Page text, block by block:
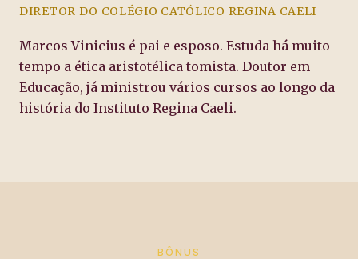
DIRETOR DO COLÉGIO CATÓLICO REGINA CAELI
Marcos Vinicius é pai e esposo. Estuda há muito
tempo a ética aristotélica tomista. Doutor em
Educação, já ministrou vários cursos ao longo da
história do Instituto Regina Caeli.
BÔNUS